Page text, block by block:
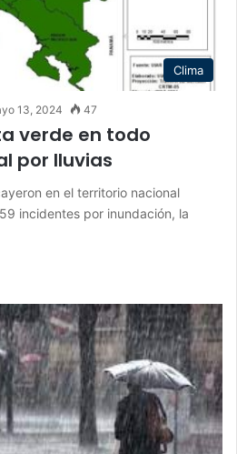
Clima
13, 2024 47
verde en todo
por lluvias
en el territorio nacional
incidentes por inundación, la